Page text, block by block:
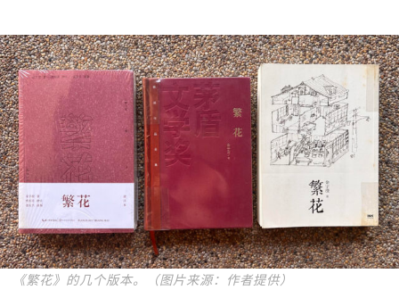
《繁花》的几个版本。（图片来源：作者提供）